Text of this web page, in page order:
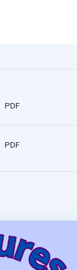
File
PDF
File
PDF